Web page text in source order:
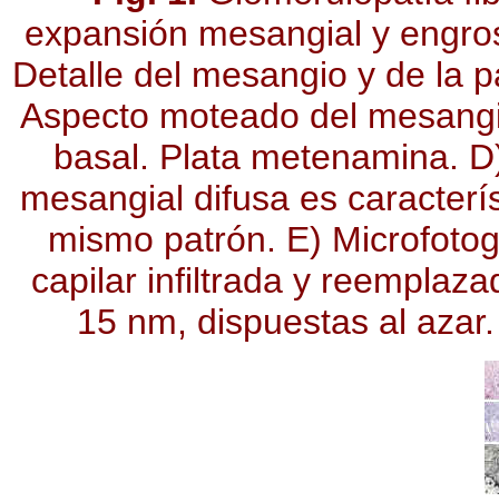
expansión mesangial y
Detalle del mesangio y de la
Aspecto moteado del
basal. Plata metenamina.
mesangial difusa es
mismo patrón. E)
capilar infiltrada y
15 nm, dispuestas al